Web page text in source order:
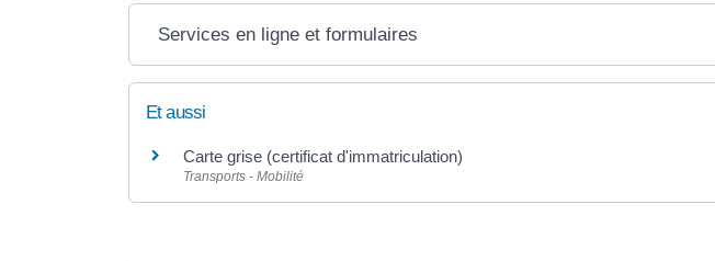
Services en ligne et formulaires
Et aussi
Carte grise (certificat d'immatriculation)
Transports - Mobilité